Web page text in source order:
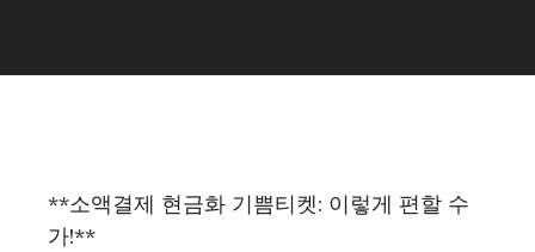
**소액결제 현금화 기쁨티켓: 이렇게 편할 수
가!**